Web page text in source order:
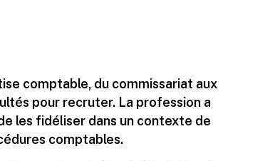
comptable, du commissariat aux
pour recruter. La profession a
les fidéliser dans un contexte de
comptables.